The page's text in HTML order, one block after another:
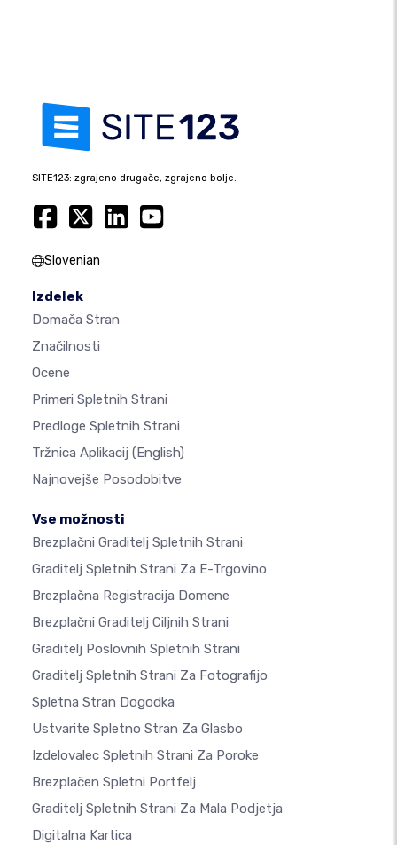
SITE123: zgrajeno drugače, zgrajeno bolje.
Slovenian
Izdelek
Domača Stran
Značilnosti
Ocene
Primeri Spletnih Strani
Predloge Spletnih Strani
Tržnica Aplikacij (English)
Najnovejše Posodobitve
Vse možnosti
Brezplačni Graditelj Spletnih Strani
Graditelj Spletnih Strani Za E-Trgovino
Brezplačna Registracija Domene
Brezplačni Graditelj Ciljnih Strani
Graditelj Poslovnih Spletnih Strani
Graditelj Spletnih Strani Za Fotografijo
Spletna Stran Dogodka
Ustvarite Spletno Stran Za Glasbo
Izdelovalec Spletnih Strani Za Poroke
Brezplačen Spletni Portfelj
Graditelj Spletnih Strani Za Mala Podjetja
Digitalna Kartica